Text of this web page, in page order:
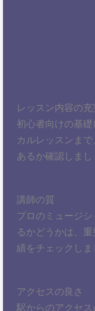
レッスン内容の充
初心者向けの基
カルレッスンま
あるか確認しまし
講師の質
プロのミュージ
るかどうかは、
績をチェックしま
アクセスの良さ
駅からのアクセ